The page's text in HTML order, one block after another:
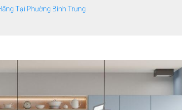
Tại Phường Bình Trưng